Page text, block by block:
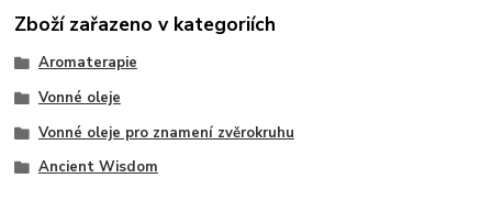
Zboží zařazeno v kategoriích
Aromaterapie
Vonné oleje
Vonné oleje pro znamení zvěrokruhu
Ancient Wisdom